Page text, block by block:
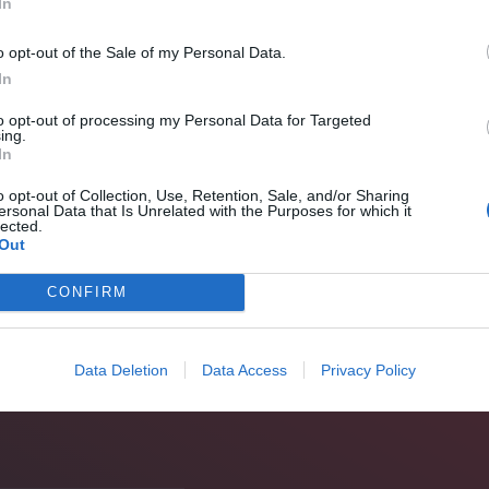
opt-out of the Sale of my Personal Data.
opt-out of processing my Personal Data for Targeted
opt-out of Collection, Use, Retention, Sale, and/or Sharing
Data that Is Unrelated with the Purposes for which it
CONFIRM
Data Deletion Data Access Privacy Policy
ρεμπέτικου, αντλώντας την θεματολογία
των Αθηνών. Ο καύσωνας που είχε χτυπήσει
έμπνευσης του δημιουργού.
να αντιληφθείς ότι η φωνή ανήκει στον
αποτυχία.Στον κόσμο δεν άρεσε, ενώ και ο
αρκετοί θεώρησαν ότι προσπαθούσε να
Πρόδρομο Τσαουσάκη
πέρα από την ομοιότητα στην φωνή, η εικόνα του
ως νέος ο Καζαντζίδης έκανε το υποτιθέμενε